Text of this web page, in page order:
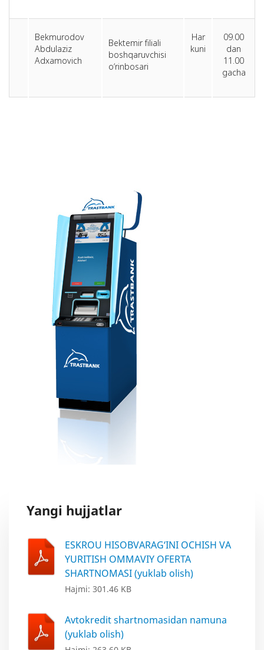
Bekmurodov
Abdulaziz
Adxamovich
Bektemir filiali
boshqaruvchisi
o‘rinbosari
Har
kuni
09.00
dan
11.00
gacha
Yangi hujjatlar
ESKROU HISOBVARAG‘INI OCHISH VA
YURITISH OMMAVIY OFERTA
SHARTNOMASI (yuklab olish)
Hajmi: 301.46 KB
Avtokredit shartnomasidan namuna
(yuklab olish)